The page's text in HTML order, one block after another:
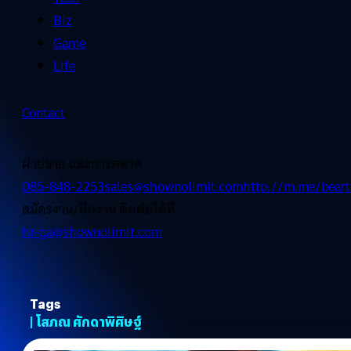
Biz
Game
Life
Contact
ฝ่ายขาย และการตลาด
085-848-2253sales@shownolimit.comhttp://m.me/
สมัครงาน/ฝึกงาน ติดต่อได้ที่
hr-ga@shownolimit.com
Tags
| โสภณ ศักดาพิศิษฐ์